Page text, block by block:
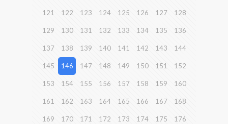
121 122 123 124 125 126 127 128
129 130 131 132 133 134 135 136
137 138 139 140 141 142 143 144
145 146 147 148 149 150 151 152
153 154 155 156 157 158 159 160
161 162 163 164 165 166 167 168
169 170 171 172 173 174 175 176